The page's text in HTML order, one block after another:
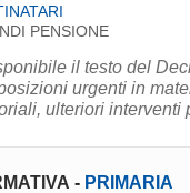
PENSIONE
il testo del
urgenti in
ulteriori interventi
- PRIMARIA